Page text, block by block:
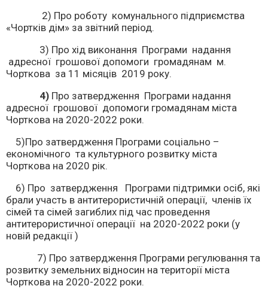
2) Про роботу комунального підприємства
«Чортків дім» за звітний період.
3) Про хід виконання Програми надання
адресної грошової допомоги громадянам м.
Чорткова за 11 місяців 2019 року.
4) Про затвердження Програми надання
адресної грошової допомоги громадянам міста
Чорткова на 2020-2022 роки.
5)Про затвердження Програми соціально –
економічного та культурного розвитку міста
Чорткова на 2020 рік.
6) Про затвердження Програми підтримки осіб, які
брали участь в антитерористичній операції, членів їх
сімей та сімей загиблих під час проведення
антитерористичної операції на 2020-2022 роки (у
новій редакції )
7) Про затвердження Програми регулювання та
розвитку земельних відносин на території міста
Чорткова на 2020-2022 роки.